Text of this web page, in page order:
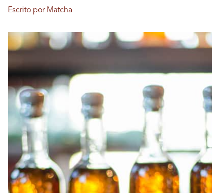
Escrito por Matcha